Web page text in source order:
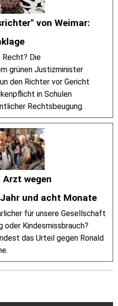
von Weimar:
Recht? Die
grünen Justizminister
den Richter vor Gericht
in Schulen
Rechtsbeugung.
Arzt wegen
und acht Monate
für unsere Gesellschaft
oder Kindesmissbrauch?
das Urteil gegen Ronald